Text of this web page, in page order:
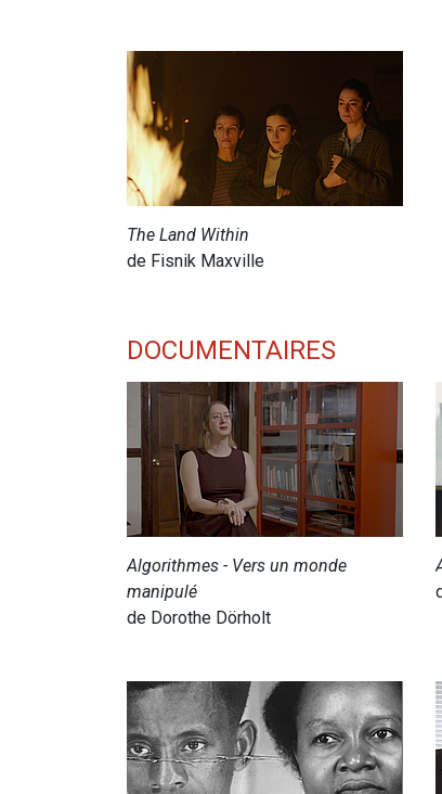
The Land Within
de Fisnik Maxville
DOCUMENTAIRES
Algorithmes - Vers un monde
manipulé
de Dorothe Dörholt